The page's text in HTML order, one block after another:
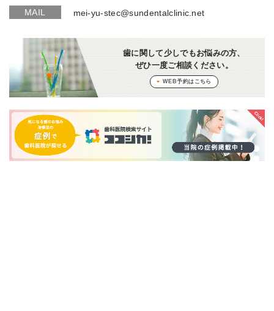
MAIL mei-yu-stec@sundentalclinic.net
歯に関して少しでもお悩みの方、
ぜひ一度ご相談ください。
WEB予約はこちら